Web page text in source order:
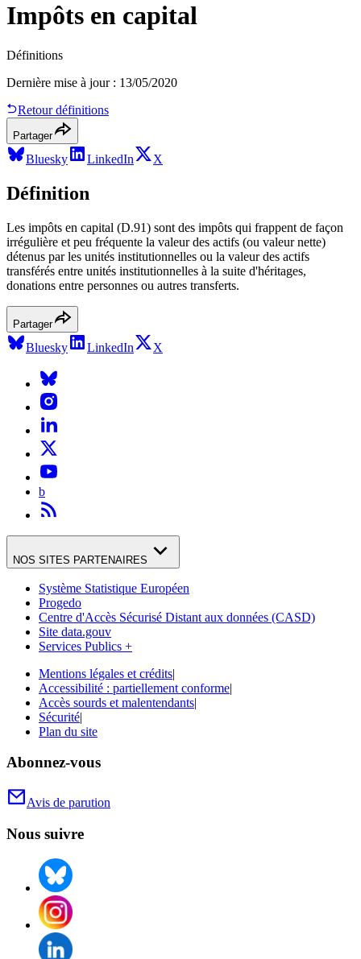
Impôts en capital
Définitions
Dernière mise à jour: 13/05/2020
Retour définitions
Partager
Bluesky LinkedIn X
Définition
Les impôts en capital (D.91) sont des impôts qui frappent de façon
irrégulière et peu fréquente la valeur des actifs (ou valeur nette)
détenus par les unités institutionnelles ou la valeur des actifs
transférés entre unités institutionnelles à la suite d'héritages,
donations entre personnes ou autres transferts.
Partager
Bluesky LinkedIn X
b
NOS SITES PARTENAIRES
Système Statistique Européen
Progedo
Centre d'Accès Sécurisé Distant aux données (CASD)
Site data.gouv
Services Publics +
Mentions légales et crédits|
Accessibilité : partiellement conforme|
Accès sourds et malentendants|
Sécurité|
Plan du site
Abonnez-vous
Avis de parution
Nous suivre